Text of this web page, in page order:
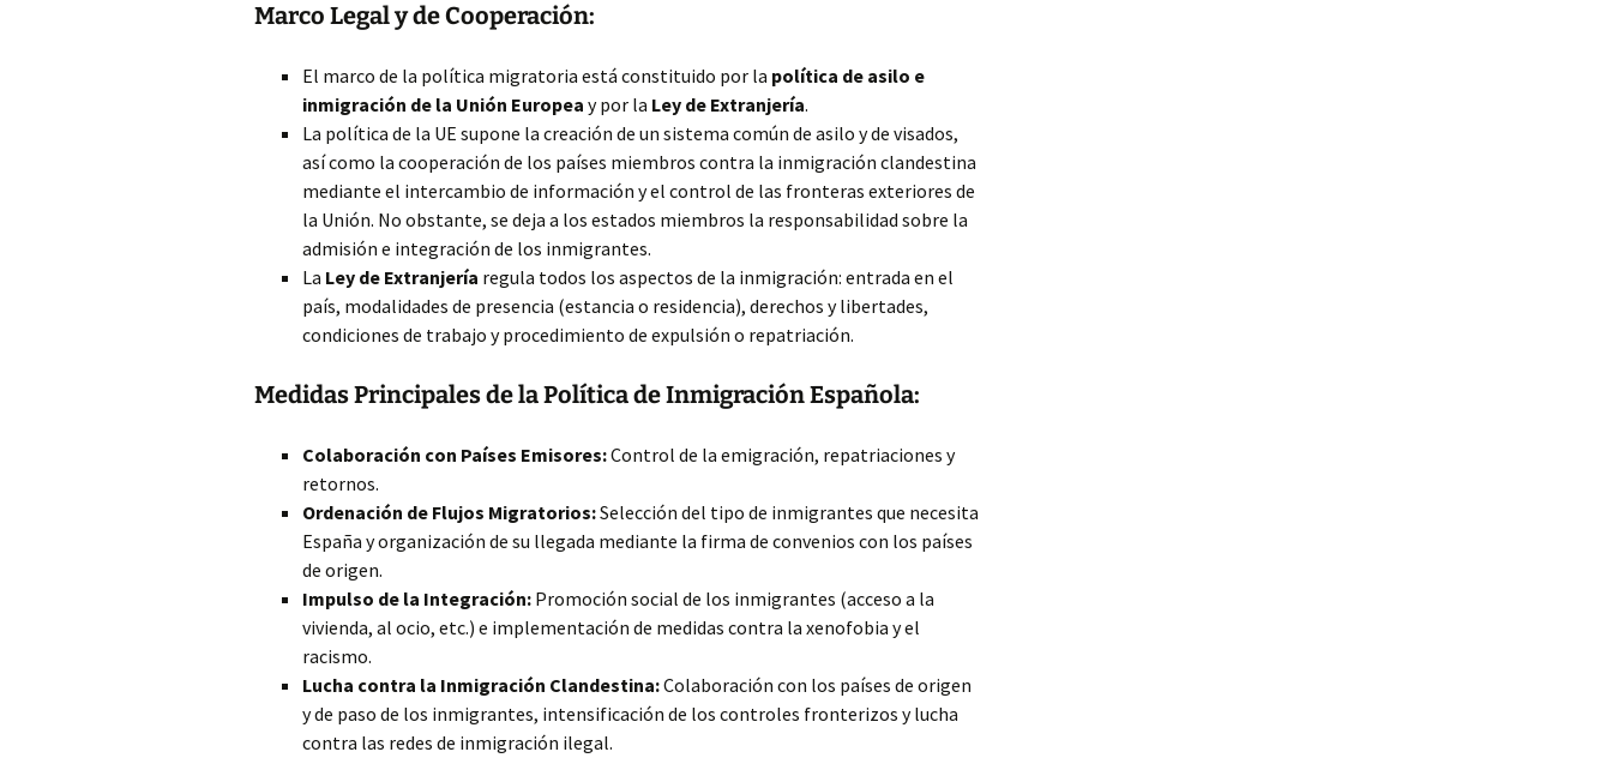
Marco Legal y de Cooperación:
El marco de la política migratoria está constituido por la política de asilo e
inmigración de la Unión Europea y por la Ley de Extranjería.
La política de la UE supone la creación de un sistema común de asilo y de visados,
así como la cooperación de los países miembros contra la inmigración clandestina
mediante el intercambio de información y el control de las fronteras exteriores de
la Unión. No obstante, se deja a los estados miembros la responsabilidad sobre la
admisión e integración de los inmigrantes.
La Ley de Extranjería regula todos los aspectos de la inmigración: entrada en el
país, modalidades de presencia (estancia o residencia), derechos y libertades,
condiciones de trabajo y procedimiento de expulsión o repatriación.
Medidas Principales de la Política de Inmigración Española:
Colaboración con Países Emisores:Control de la emigración, repatriaciones y
retornos.
Ordenación de Flujos Migratorios:Selección del tipo de inmigrantes que necesita
España y organización de su llegada mediante la firma de convenios con los países
de origen.
Impulso de la Integración: Promoción social de los inmigrantes (acceso a la
vivienda, al ocio, etc.) e implementación de medidas contra la xenofobia y el
racismo.
Lucha contra la Inmigración Clandestina:Colaboración con los países de origen
y de paso de los inmigrantes, intensificación de los controles fronterizos y lucha
contra las redes de inmigración ilegal.